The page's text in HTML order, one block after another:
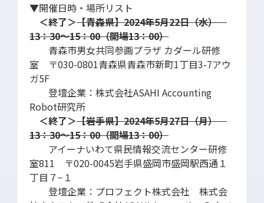
▼開催日時・場所リスト
＜終了＞【青森県】2024年5月22日（水）
13：30～15：00（開場13：00）
青森市男女共同参画プラザ カダール研修
室 〒030-0801青森県青森市新町1丁目3-7アウ
ガ5F
登壇企業：株式会社ASAHI Accounting
Robot研究所
＜終了＞【岩手県】2024年5月27日（月）
13：30～15：00（開場13：00）
アイーナいわて県民情報交流センター研修
室811 〒020-0045岩手県盛岡市盛岡駅西通１
丁目７−１
登壇企業：プロフェクト株式会社 株式会